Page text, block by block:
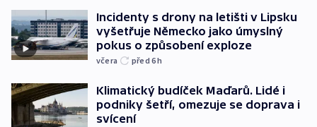
Incidenty s drony na letišti v Lipsku
vyšetřuje Německo jako úmyslný
pokus o způsobení exploze
včera před 6h
Klimatický budíček Maďarů. Lidé i
podniky šetří, omezuje se doprava i
svícení